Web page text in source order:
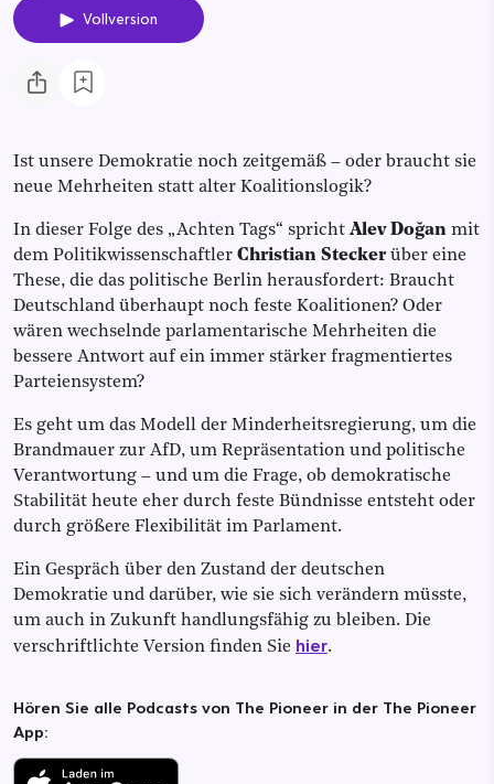
Vollversion
Ist unsere Demokratie noch zeitgemäß – oder braucht sie
neue Mehrheiten statt alter Koalitionslogik?
In dieser Folge des „Achten Tags“ spricht Alev Doğan mit
dem Politikwissenschaftler Christian Steckerüber eine
These, die das politische Berlin herausfordert: Braucht
Deutschland überhaupt noch feste Koalitionen? Oder
wären wechselnde parlamentarische Mehrheiten die
bessere Antwort auf ein immer stärker fragmentiertes
Parteiensystem?
Es geht um das Modell der Minderheitsregierung, um die
Brandmauer zur AfD, um Repräsentation und politische
Verantwortung – und um die Frage, ob demokratische
Stabilität heute eher durch feste Bündnisse entsteht oder
durch größere Flexibilität im Parlament.
Ein Gespräch über den Zustand der deutschen
Demokratie und darüber, wie sie sich verändern müsste,
um auch in Zukunft handlungsfähig zu bleiben. Die
verschriftlichte Version finden Sie hier.
Hören Sie alle Podcasts von The Pioneer in der The Pioneer
App: